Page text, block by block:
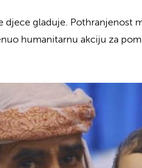
djece gladuje. Pothranjenost
humanitarnu akciju za